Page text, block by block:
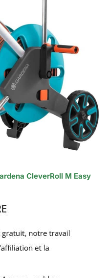
CleverRoll M Easy